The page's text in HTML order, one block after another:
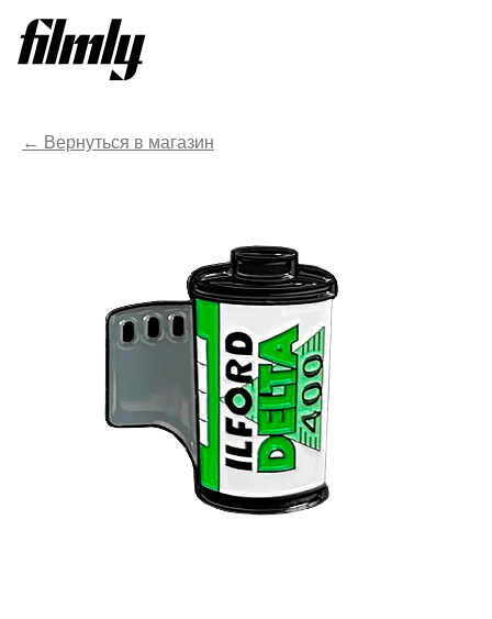
Вернуться в магазин